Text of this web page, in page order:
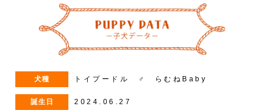
犬種 トイプードル ♂ らむねBaby
誕生日 2024.06.27